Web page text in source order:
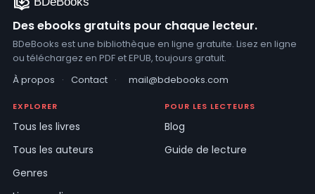
Des ebooks gratuits pour chaque lecteur.
BDeBooks est une bibliothèque en ligne gratuite. Lisez en ligne
ou téléchargez en PDF et EPUB, toujours gratuit.
À propos
· Contact · mail@bdebooks.com
EXPLORER
Tous les livres
Tous les auteurs
Genres
POUR LES LECTEURS
Blog
Guide de lecture